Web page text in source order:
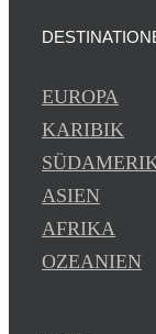
EUROPA
KARIBIK
ASIEN
AFRIKA
OZEANIEN